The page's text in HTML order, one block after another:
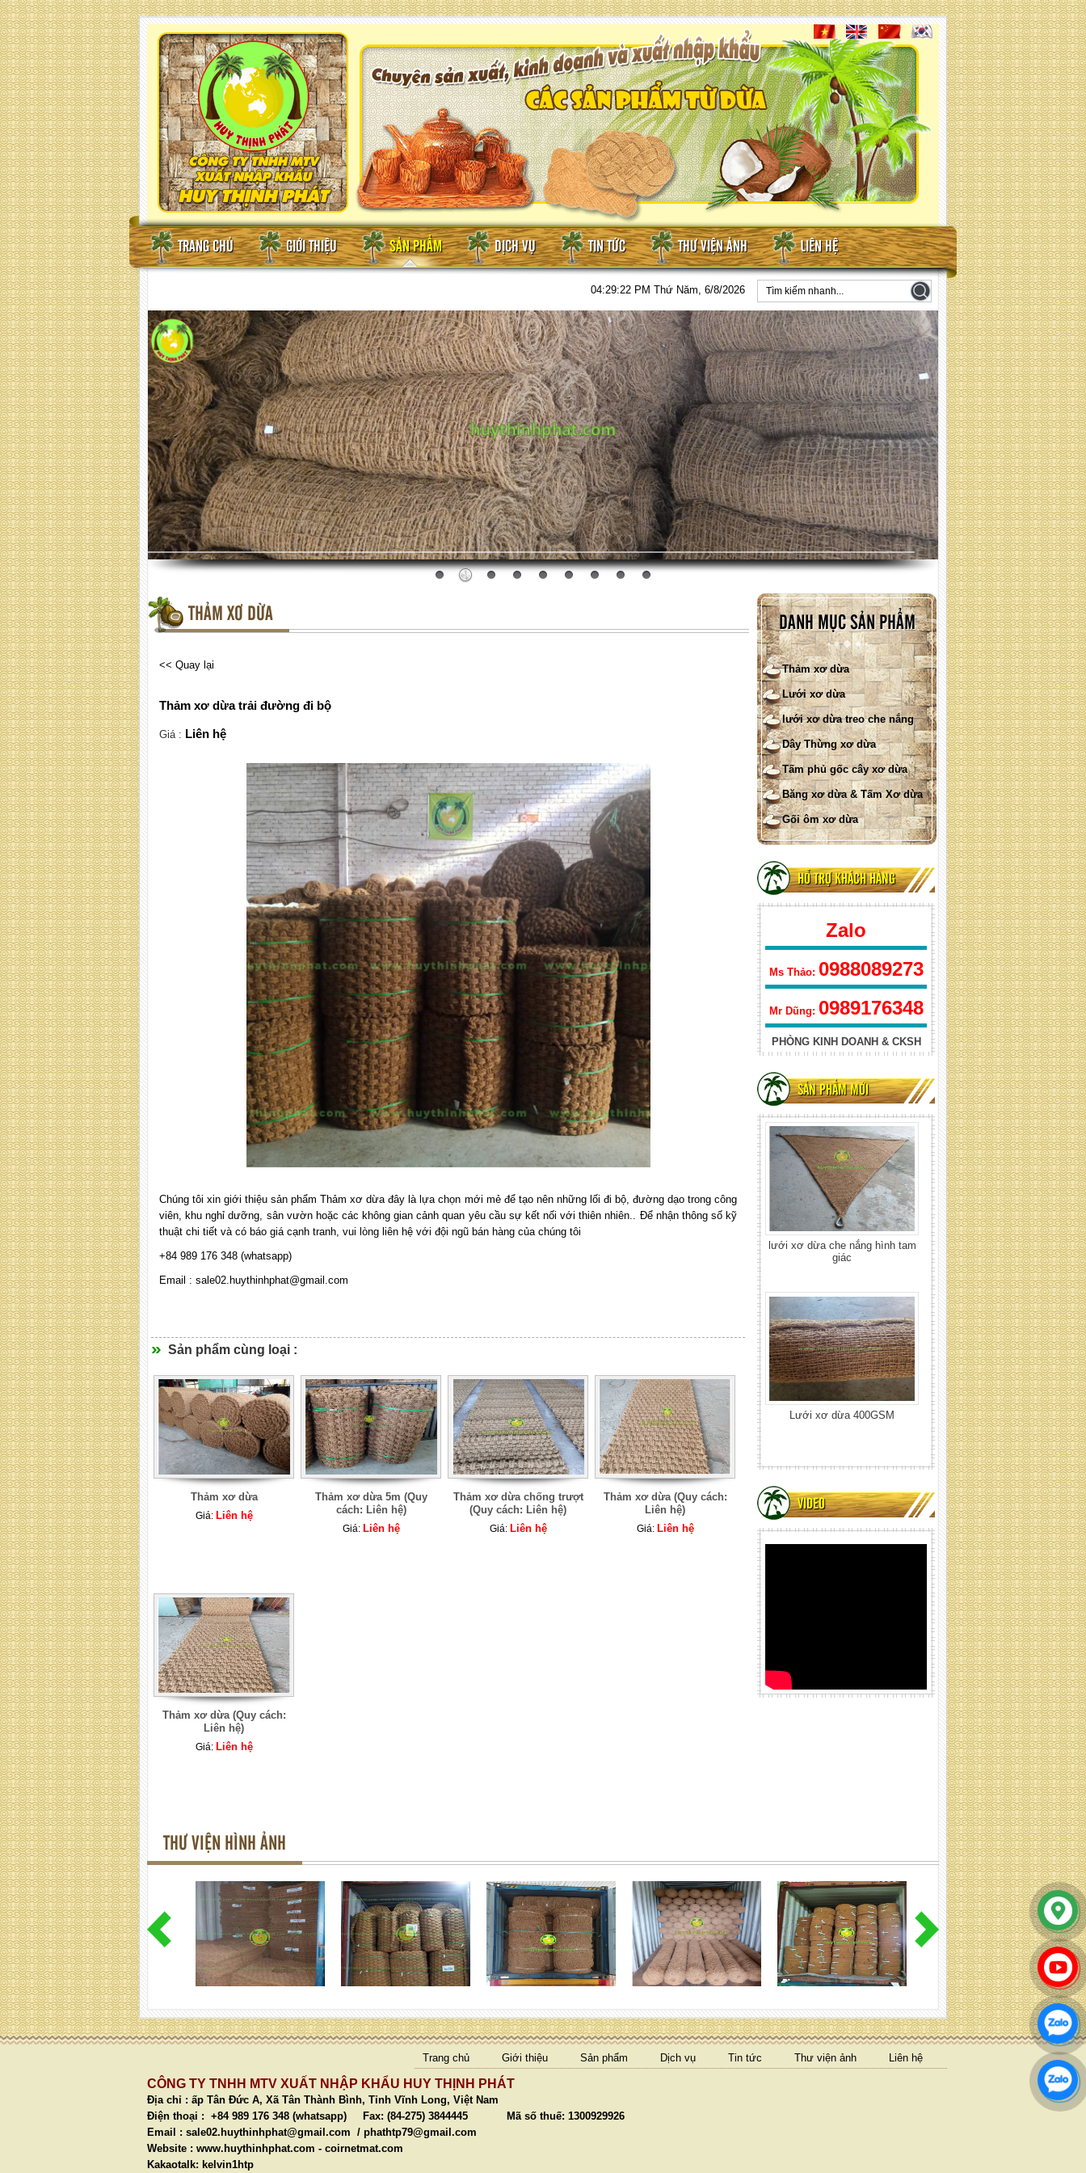
TRANG CHỦ GIỚI THIỆU SẢN PHẨM DỊCH VỤ TIN TỨC THƯ VIỆN ẢNH LIÊN HỆ
04:29:23 PM Thứ Năm, 6/8/2026
DANH MỤC SẢN PHẨM
Thảm xơ dừa
Lưới xơ dừa
lưới xơ dừa treo che nắng
Dây Thừng xơ dừa
Tấm phủ gốc cây xơ dừa
Băng xơ dừa & Tấm Xơ dừa
Gối ôm xơ dừa
HỖ TRỢ KHÁCH HÀNG
Zalo
Ms Thảo: 0988089273
Mr Dũng: 0989176348
PHÒNG KINH DOANH & CKSH
SẢN PHẨM MỚI
Lưới xơ dừa phủ đồi ( quy cách
Lưới xơ dừa treo ( hình tròn)
Lưới xơ dừa treo ( hình vuông)
lưới xơ dừa che nắng hình tam
giác
Lưới xơ dừa 400GSM
Lưới xơ dừa 700 GSM
Băng xơ dừa ép cuộn (Quy
cách: Liên hệ)
VIDEO
THẢM XƠ DỪA
<< Quay lại
Thảm xơ dừa trải đường đi bộ
Giá : Liên hệ
Chúng tôi xin giới thiệu sản phẩm Thảm xơ dừa đây là lựa chọn mới mẻ để tạo nên những lối đi bộ, đường dạo trong công
viên, khu nghỉ dưỡng, sân vườn hoặc các không gian cảnh quan yêu cầu sự kết nối với thiên nhiên.. Để nhận thông số kỹ
thuật chi tiết và có báo giá cạnh tranh, vui lòng liên hệ với đội ngũ bán hàng của chúng tôi
+84 989 176 348 (whatsapp)
Email : sale02.huythinhphat@gmail.com
Sản phẩm cùng loại :
Thảm xơ dừa
Giá: Liên hệ
Thảm xơ dừa 5m (Quy
cách: Liên hệ)
Giá: Liên hệ
Thảm xơ dừa chống trượt
(Quy cách: Liên hệ)
Giá: Liên hệ
Thảm xơ dừa (Quy cách:
Liên hệ)
Giá: Liên hệ
Thảm xơ dừa (Quy cách:
Liên hệ)
Giá: Liên hệ
THƯ VIỆN HÌNH ẢNH
Trang chủ Giới thiệu Sản phẩm Dịch vụ Tin tức Thư viện ảnh Liên hệ
CÔNG TY TNHH MTV XUẤT NHẬP KHẨU HUY THỊNH PHÁT
Địa chỉ : ấp Tân Đức A, Xã Tân Thành Bình, Tỉnh Vĩnh Long, Việt Nam
Điện thoại : +84 989 176 348 (whatsapp)
Fax: (84-275) 3844445 Mã số thuế: 1300929926
Email : sale02.huythinhphat@gmail.com / phathtp79@gmail.com
Website : www.huythinhphat.com - coirnetmat.com
Kakaotalk: kelvin1htp